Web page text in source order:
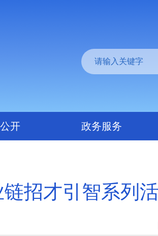
开 政务服务
招才引智系列